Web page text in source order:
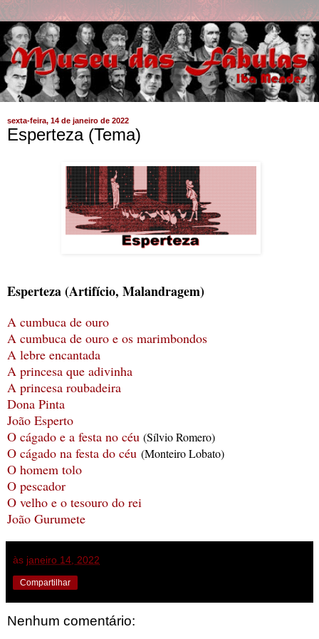
sexta-feira, 14 de janeiro de 2022
Esperteza (Tema)
Esperteza (Artifício, Malandragem)
A cumbuca de ouro
A cumbuca de ouro e os marimbondos
A lebre encantada
A princesa que adivinha
A princesa roubadeira
Dona Pinta
João Esperto
O cágado e a festa no céu (Sílvio Romero)
O cágado na festa do céu (Monteiro Lobato)
O homem tolo
O pescador
O velho e o tesouro do rei
João Gurumete
às janeiro 14, 2022
Compartilhar
Nenhum comentário: